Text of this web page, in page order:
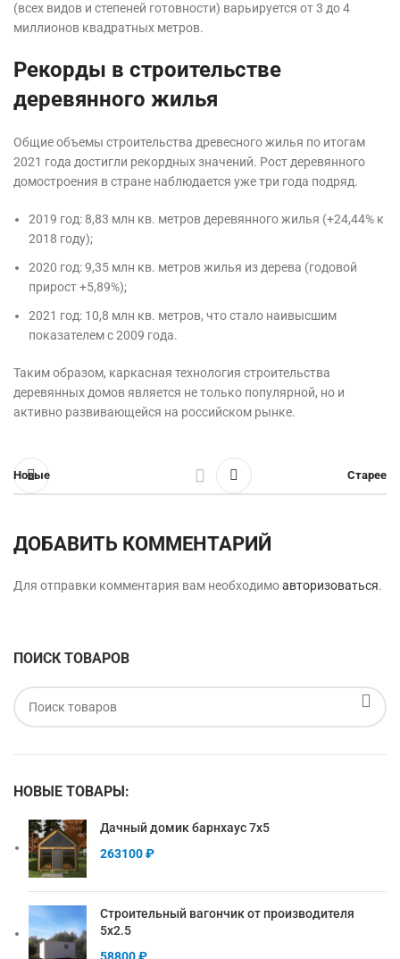
(всех видов и степеней готовности) варьируется от 3 до 4
миллионов квадратных метров.
Рекорды в строительстве
деревянного жилья
Общие объемы строительства древесного жилья по итогам
2021 года достигли рекордных значений. Рост деревянного
домостроения в стране наблюдается уже три года подряд.
2019 год: 8,83 млн кв. метров деревянного жилья (+24,44% к
2018 году);
2020 год: 9,35 млн кв. метров жилья из дерева (годовой
прирост +5,89%);
2021 год: 10,8 млн кв. метров, что стало наивысшим
показателем с 2009 года.
Таким образом, каркасная технология строительства
деревянных домов является не только популярной, но и
активно развивающейся на российском рынке.
Новые Старее
ДОБАВИТЬ КОММЕНТАРИЙ
Для отправки комментария вам необходимоавторизоваться.
ПОИСК ТОВАРОВ
НОВЫЕ ТОВАРЫ:
Дачный домик барнхаус 7х5
263100₽
Строительный вагончик от производителя
5х2.5